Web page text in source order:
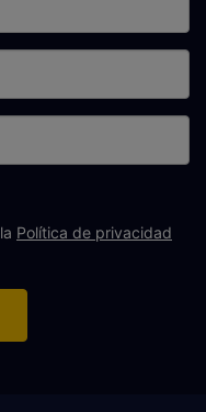
Política de privacidad